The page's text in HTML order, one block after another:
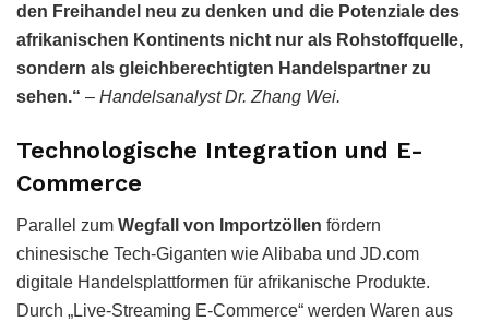
den Freihandel neu zu denken und die Potenziale des
afrikanischen Kontinents nicht nur als Rohstoffquelle,
sondern als gleichberechtigten Handelspartner zu
sehen.“ – Handelsanalyst Dr. Zhang Wei.
Technologische Integration und E-
Commerce
Parallel zum Wegfall von Importzöllen fördern
chinesische Tech-Giganten wie Alibaba und JD.com
digitale Handelsplattformen für afrikanische Produkte.
Durch „Live-Streaming E-Commerce“ werden Waren aus